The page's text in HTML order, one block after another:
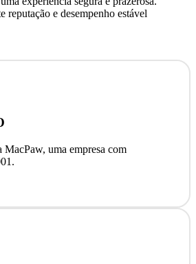
reputação e desempenho estável
MacPaw, uma empresa com